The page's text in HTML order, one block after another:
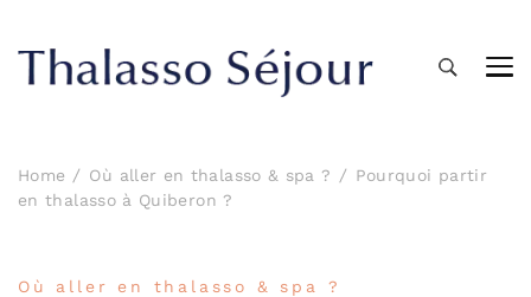
Home Où aller en thalasso & spa ?
Pourquoi partir
en thalasso à Quiberon ?
Où aller en thalasso & spa ?